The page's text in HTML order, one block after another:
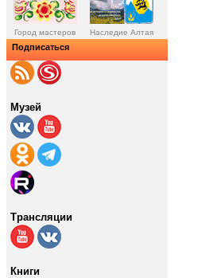
Город мастеров Наследие Алтая
Подписаться
Музей
Трансляции
Книги